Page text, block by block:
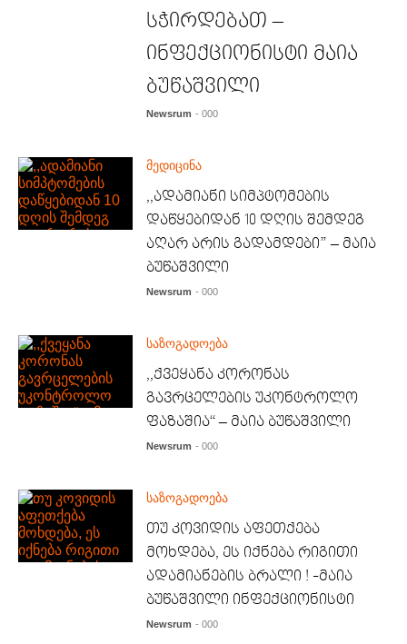
სჭირდებათ –
ინფექციონისტი მაია
ბუწაშვილი
Newsrum - 000
მედიცინა
,,ადამიანი სიმპტომების
დაწყებიდან 10 დღის შემდეგ
აღარ არის გადამდები” – მაია
ბუწაშვილი
Newsrum - 000
საზოგადოება
,,ქვეყანა კორონას
გავრცელების უკონტროლო
ფაზაშია“ – მაია ბუწაშვილი
Newsrum - 000
საზოგადოება
თუ კოვიდის აფეთქება
მოხდება, ეს იქნება რიგითი
ადამიანების ბრალი ! -მაია
ბუწაშვილი ინფექციონისტი
Newsrum - 000